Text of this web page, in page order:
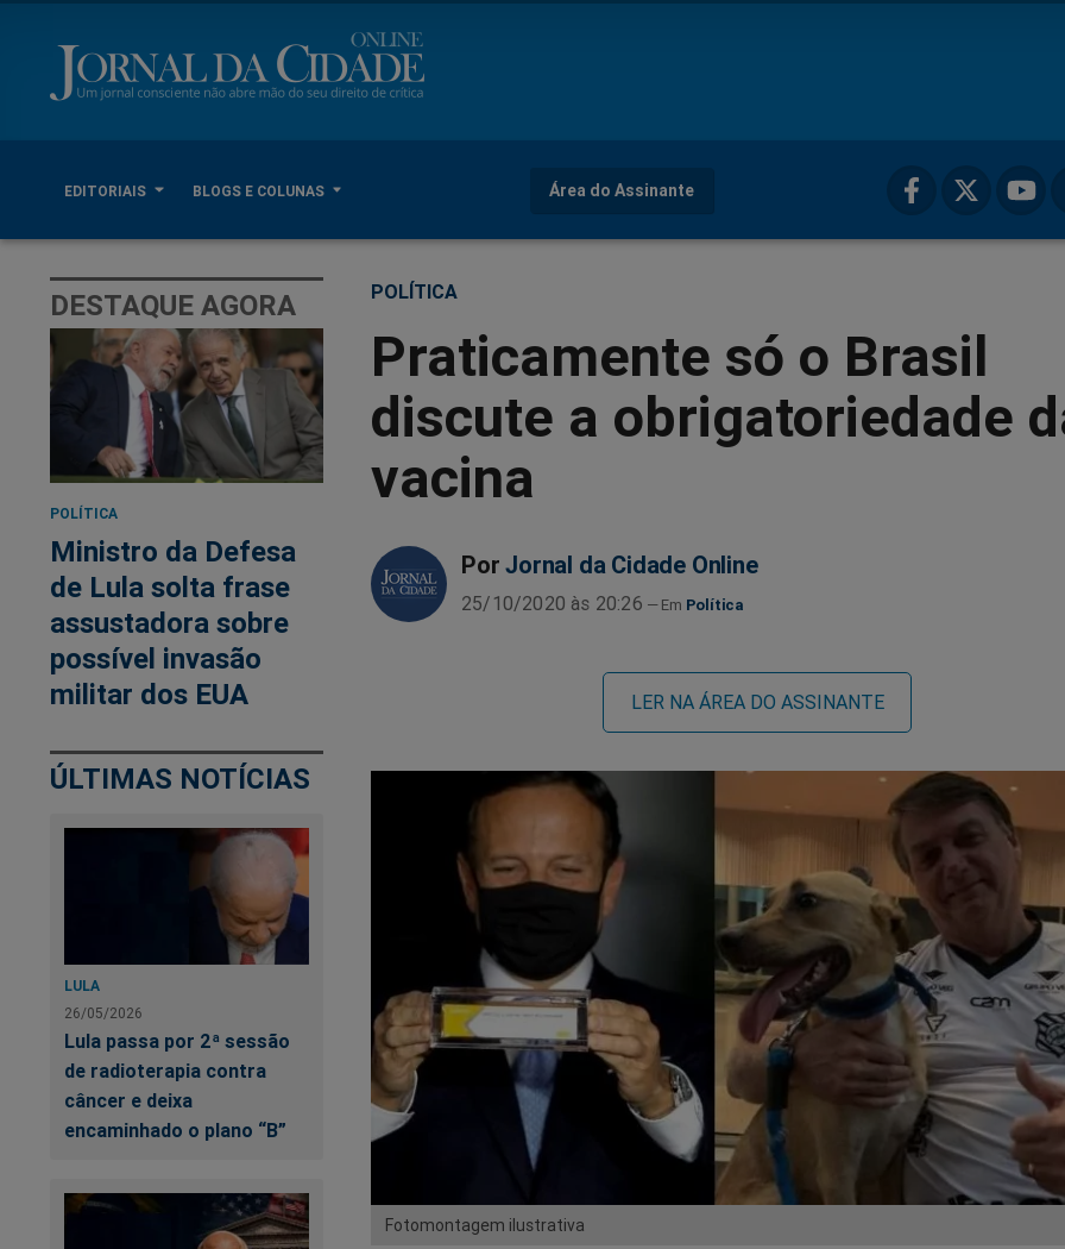
EDITORIAIS BLOGS E COLUNAS Área do Assinante
DESTAQUE AGORA
POLÍTICA
Ministro da Defesa
de Lula solta frase
assustadora sobre
possível invasão
militar dos EUA
ÚLTIMAS NOTÍCIAS
LULA
26/05/2026
Lula passa por 2ª sessão
de radioterapia contra
câncer e deixa
encaminhado o plano “B”
POLÍTICA
Praticamente só o Brasil
discute a obrigatoriedade
vacina
Por Jornal da Cidade Online
25/10/2020 às 20:26 Política
LER NA ÁREA DO ASSINANTE
Fotomontagem ilustrativa